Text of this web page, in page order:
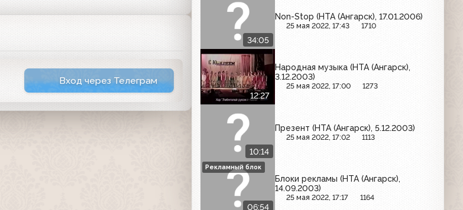
Вход через Телеграм
34:05
Non-Stop (НТА (Ангарск), 17.01.2006)
25 мая 2022, 17:43 1710
12:27
Народная музыка (НТА (Ангарск),
3.12.2003)
25 мая 2022, 17:00 1273
10:14
Презент (НТА (Ангарск), 5.12.2003)
25 мая 2022, 17:02 1113
06:54
Блоки рекламы (НТА (Ангарск),
14.09.2003)
25 мая 2022, 17:17 1164
Рекламный блок